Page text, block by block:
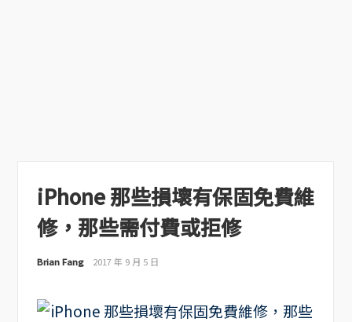
iPhone 那些損壞有保固免費維
修，那些需付費或拒修
Brian Fang 2017 年 9 月 5 日